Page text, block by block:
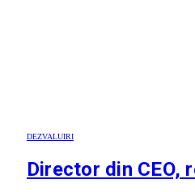
DEZVALUIRI
Director din CEO,